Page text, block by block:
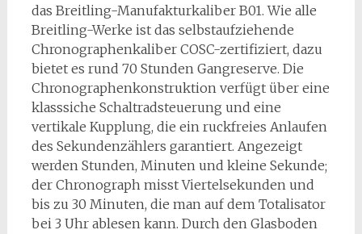
das Breitling-Manufakturkaliber B01. Wie alle
Breitling-Werke ist das selbstaufziehende
Chronographenkaliber COSC-zertifiziert, dazu
bietet es rund 70 Stunden Gangreserve. Die
Chronographenkonstruktion verfügt über eine
klasssiche Schaltradsteuerung und eine
vertikale Kupplung, die ein ruckfreies Anlaufen
des Sekundenzählers garantiert. Angezeigt
werden Stunden, Minuten und kleine Sekunde;
der Chronograph misst Viertelsekunden und
bis zu 30 Minuten, die man auf dem Totalisator
bei 3 Uhr ablesen kann. Durch den Glasboden